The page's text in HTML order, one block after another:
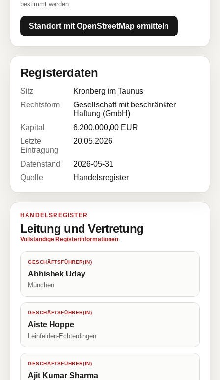
bestimmt werden.
Standort mit OpenStreetMap ermitteln
Registerdaten
Sitz
Kronberg im Taunus
Rechtsform
Gesellschaft mit beschränkter
Haftung (GmbH)
Kapital
6.200.000,00 EUR
Letzte
Eintragung
20.05.2026
Datenstand
2026-05-31
Quelle
Handelsregister
HANDELSREGISTER
Leitung und Vertretung
Vollständige Registerinformationen
GESCHÄFTSFÜHRER(IN)
Abhishek Uday
München
GESCHÄFTSFÜHRER(IN)
Aiste Hoppe
Leinfelden-Echterdingen
GESCHÄFTSFÜHRER(IN)
Ajit Kumar Sharma